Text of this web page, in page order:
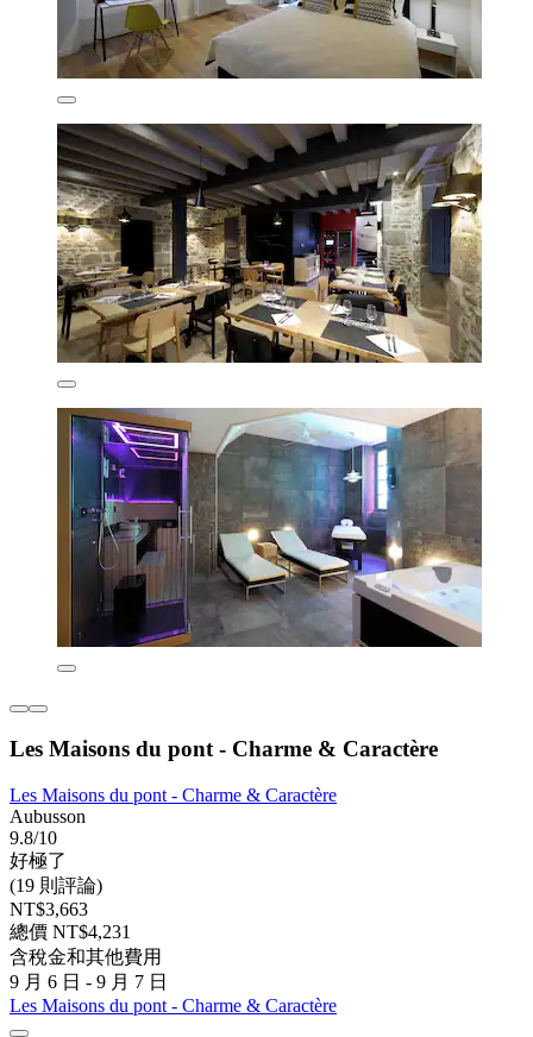
Les Maisons du pont - Charme & Caractère
Les Maisons du pont - Charme & Caractère
Aubusson
9.8/10
好極了
(19 則評論)
NT$3,663
總價 NT$4,231
含稅金和其他費用
9 月 6 日 - 9 月 7 日
Les Maisons du pont - Charme & Caractère